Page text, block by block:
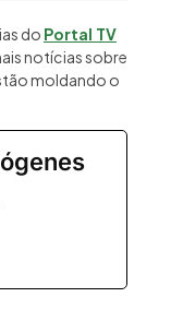
do Portal TV
notícias sobre
moldando o